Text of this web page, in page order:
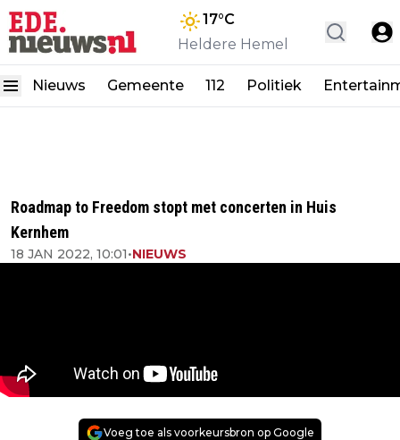
17°C
Heldere Hemel
Nieuws Gemeente 112 Politiek
Roadmap to Freedom stopt met concerten in Huis
Kernhem
18 JAN 2022, 10:01•NIEUWS
Voeg toe als voorkeursbron op Google